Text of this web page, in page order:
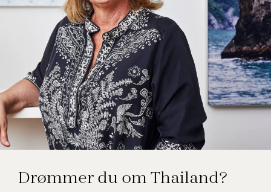
Birgitte Willumsen
Drømmer du om Thailand?